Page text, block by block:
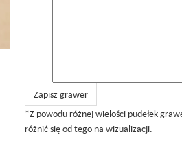
Zapisz grawer
*Z powodu różnej wielości pudełek
różnić się od tego na wizualizacji.